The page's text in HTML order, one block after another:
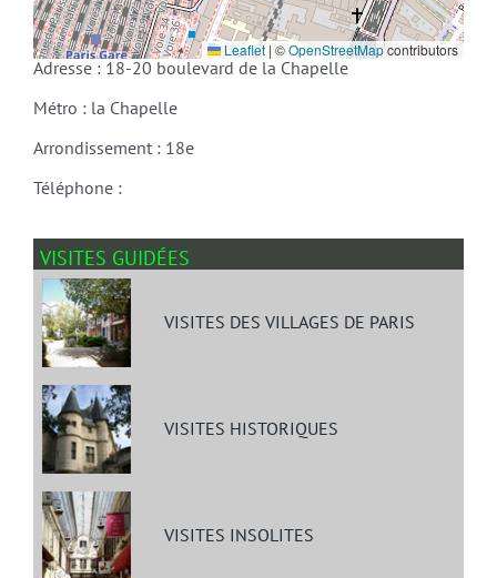
Leaflet | ©OpenStreetMapcontributors
Adresse : 18-20 boulevard de la Chapelle
Métro : la Chapelle
Arrondissement : 18e
Téléphone :
VISITES GUIDÉES
VISITES DES VILLAGES DE PARIS
VISITES HISTORIQUES
VISITES INSOLITES